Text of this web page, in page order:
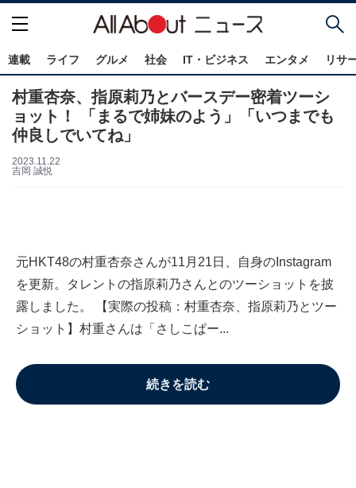
連載 ライフ グルメ 社会 IT・ビジネス エンタメ リサ
村重杏奈、指原莉乃とバースデー密着ツーシ
ョット！ 「まるで姉妹のよう」「いつまでも
仲良しでいてね」
2023.11.22
吉岡 誠悦
元HKT48の村重杏奈さんが11月21日、自身のInstagram
を更新。タレントの指原莉乃さんとのツーショットを披
露しました。 【実際の投稿：村重杏奈、指原莉乃とツー
ショット】村重さんは「さしこぱー...
続きを読む